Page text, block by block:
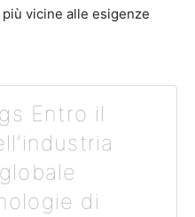
vicine alle esigenze
Entro il
di